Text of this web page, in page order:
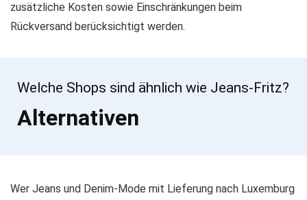
zusätzliche Kosten sowie Einschränkungen beim
Rückversand berücksichtigt werden.
Welche Shops sind ähnlich wie Jeans-Fritz?
Alternativen
Wer Jeans und Denim-Mode mit Lieferung nach Luxemburg